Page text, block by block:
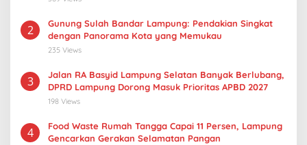
2
Gunung Sulah Bandar Lampung: Pendakian Singkat
dengan Panorama Kota yang Memukau
235 Views
3
Jalan RA Basyid Lampung Selatan Banyak Berlubang,
DPRD Lampung Dorong Masuk Prioritas APBD 2027
198 Views
4
Food Waste Rumah Tangga Capai 11 Persen, Lampung
Gencarkan Gerakan Selamatan Pangan